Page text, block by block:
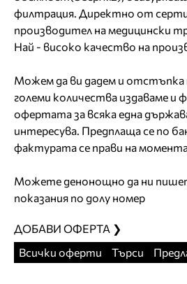
филтрация. Директно от
производител на медицински
Най - високо качество на
Можем да ви дадем и отстъпка
големи количества издаваме и
офертата за всяка една
интересува. Предплаща се по
фактурата се прави на момента
Можете денонощно да ни
показания по долу номер
ДОБАВИ ОФЕРТА ❯
Всички оферти
Търси